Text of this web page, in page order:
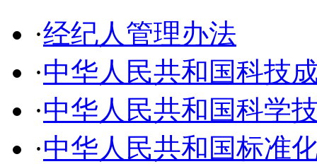
·经纪人管理办法
·中华人民共和国科技
·中华人民共和国科学
·中华人民共和国标准